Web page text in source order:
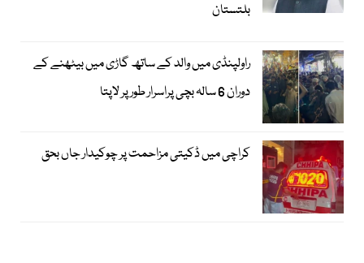
بلتستان
راولپنڈی میں والد کے ساتھ گاڑی میں بیٹھنے کے
دوران 6 سالہ بچی پراسرار طور پر لاپتا
کراچی میں ڈکیتی مزاحمت پر چوکیدار جاں بحق